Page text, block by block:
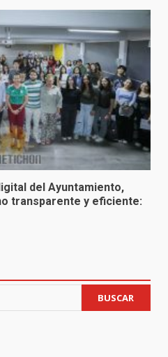
del Ayuntamiento,
transparente y eficiente:
BUSCAR